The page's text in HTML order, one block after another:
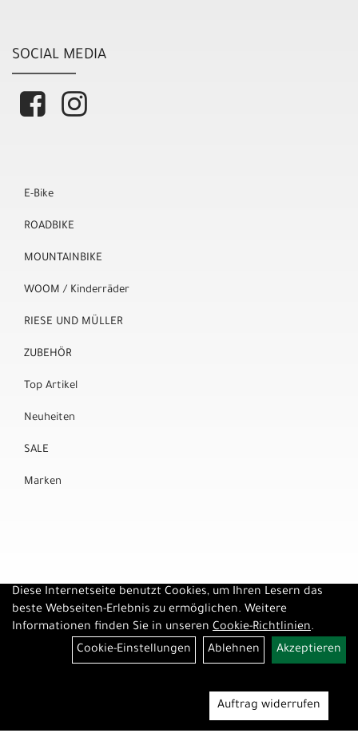
SOCIAL MEDIA
E-Bike
ROADBIKE
MOUNTAINBIKE
WOOM / Kinderräder
RIESE UND MÜLLER
ZUBEHÖR
Top Artikel
Neuheiten
SALE
Marken
Diese Internetseite benutzt Cookies, um Ihren Lesern das
beste Webseiten-Erlebnis zu ermöglichen. Weitere
Informationen finden Sie in unseren Cookie-Richtlinien.
Cookie-Einstellungen
Ablehnen Akzeptieren
Auftrag widerrufen